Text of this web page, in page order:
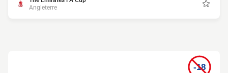
Angleterre